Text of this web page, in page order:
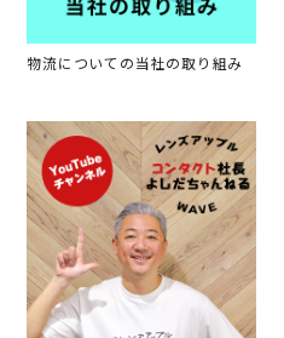
物流についての当社の取り組み